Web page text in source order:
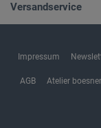
Versandservice
Impressum
AGB Atelier